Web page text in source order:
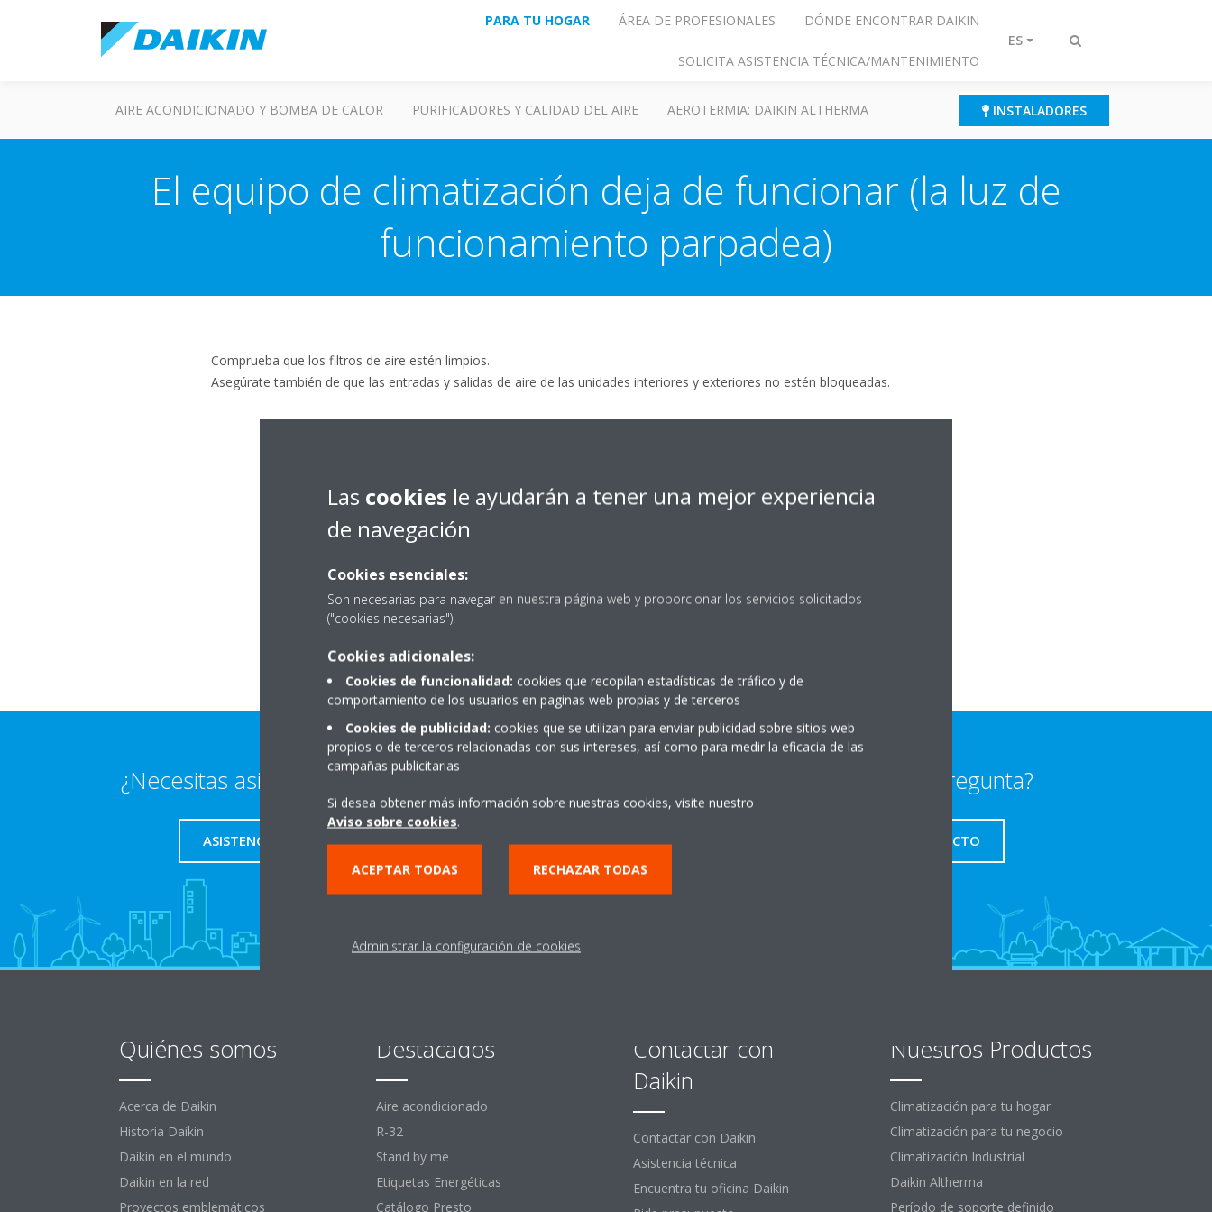
Alternar
PARA TU HOGAR ÁREA DE PROFESIONALES DÓNDE ENCONTRAR DAIKIN
SOLICITA ASISTENCIA TÉCNICA/MANTENIMIENTO
ES
AIRE ACONDICIONADO Y BOMBA DE CALOR PURIFICADORES Y CALIDAD DEL AIRE AEROTERMIA: DAIKIN ALTHERMA INSTALADORES
El equipo de climatización deja de funcionar (la luz de
funcionamiento parpadea)
Comprueba que los filtros de aire estén limpios.
Asegúrate también de que las entradas y salidas de aire de las unidades interiores y exteriores no estén bloqueadas.
¿Necesitas asistencia técnica?
ASISTENCIA TÉCNICA ENCUENTRA TU DISTRIBUIDOR
¿Alguna pregunta?
CONTACTO
Quiénes somos
Acerca de Daikin
Historia Daikin
Daikin en el mundo
Daikin en la red
Proyectos emblemáticos
Destacados
Aire acondicionado
R-32
Stand by me
Etiquetas Energéticas
Catálogo Presto
Contactar con
Daikin
Contactar con Daikin
Asistencia técnica
Encuentra tu oficina Daikin
Nuestros Productos
Climatización para tu hogar
Climatización para tu negocio
Climatización Industrial
Daikin Altherma
Período de soporte definido
Las cookies le ayudarán a tener una mejor experiencia
de navegación
Cookies esenciales:
Son necesarias para navegar en nuestra página web y proporcionar los servicios solicitados
("cookies necesarias").
Cookies adicionales:
Cookies de funcionalidad: cookies que recopilan estadísticas de tráfico y de
comportamiento de los usuarios en paginas web propias y de terceros
Cookies de publicidad: cookies que se utilizan para enviar publicidad sobre sitios web
propios o de terceros relacionadas con sus intereses, así como para medir la eficacia de las
campañas publicitarias
Si desea obtener más información sobre nuestras cookies, visite nuestro
Aviso sobre cookies.
ACEPTAR TODAS RECHAZAR TODAS
Administrar la configuración de cookies